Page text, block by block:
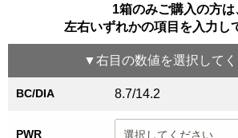
1箱のみご購入の方は
左右いずれかの項目を入力し
▼右目 の数値を選択して
BC/DIA 8.7/14.2
PWR